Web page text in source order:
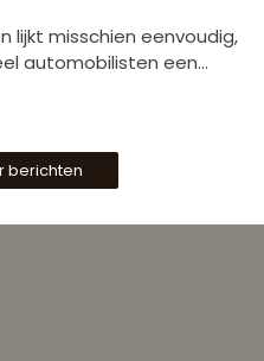
lijkt misschien eenvoudig,
automobilisten een…
berichten